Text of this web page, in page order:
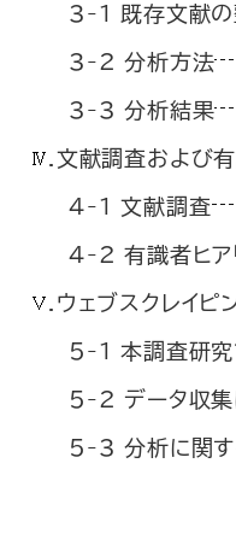
3-1 既存文献の
3-2 分析方法
3-3 分析結果
.文献調査および
4-1 文献調査
4-2 有識者ヒア
.ウェブスクレイ
5-1 本調査研究
5-2 データ収集
5-3 分析に関す